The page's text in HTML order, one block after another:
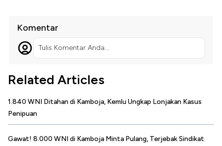
Komentar
Tulis Komentar Anda...
Related Articles
1.840 WNI Ditahan di Kamboja, Kemlu Ungkap Lonjakan Kasus
Penipuan
Gawat! 8.000 WNI di Kamboja Minta Pulang, Terjebak Sindikat